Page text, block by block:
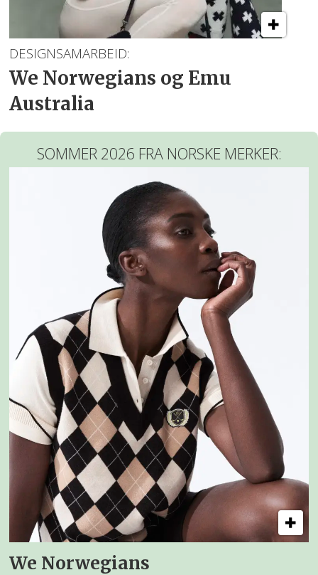
DESIGNSAMARBEID:
We Norwegians og Emu
Australia
SOMMER 2026 FRA NORSKE MERKER:
We Norwegians